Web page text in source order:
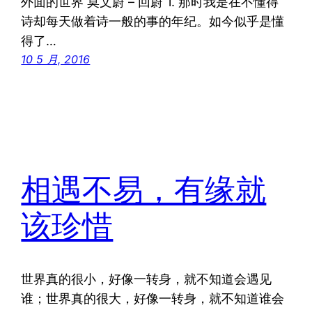
诗却每天做着诗一般的事的年纪。如今似乎是懂
得了…
10 5 月, 2016
相遇不易，有缘就
该珍惜
世界真的很小，好像一转身，就不知道会遇见
谁；世界真的很大，好像一转身，就不知道谁会